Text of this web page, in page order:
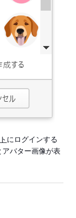
にログインする
バター画像が表